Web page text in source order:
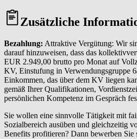
Zusätzliche
Bezahlung: Attraktive Vergütung: Wir
darauf hinzuweisen, dass das
EUR 2.949,00 brutto pro Monat auf
KV, Einstufung in Verwendungsgruppe
Einkommen, das über dem KV liegen
gemäß Ihrer Qualifikationen,
persönlichen Kompetenz im Gespräch
Sie wollen eine sinnvolle Tätigkeit mit
Sozialbereich ausüben und gleichzeitig
Benefits profitieren? Dann bewerben Sie